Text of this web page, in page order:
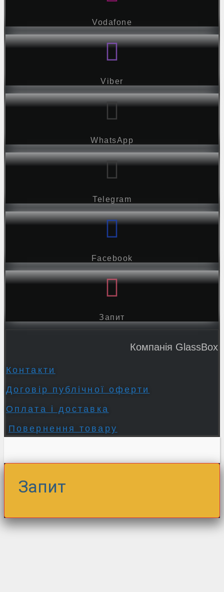
Vodafone
Viber
WhatsApp
Telegram
Facebook
Запит
Компанія GlassBox
Контакти
Договір публічної оферти
Оплата і доставка
Повернення товару
Запит